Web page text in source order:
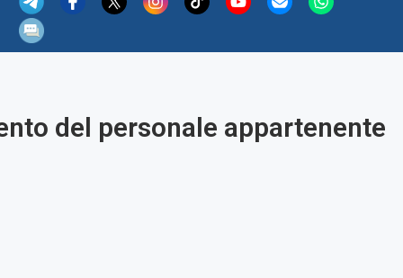
del personale appartenente